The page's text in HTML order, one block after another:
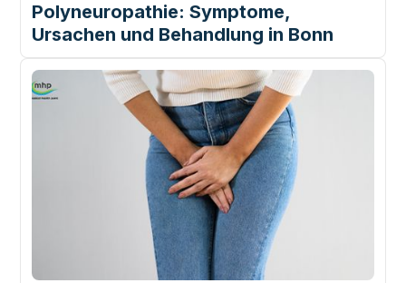
Polyneuropathie: Symptome,
Ursachen und Behandlung in Bonn